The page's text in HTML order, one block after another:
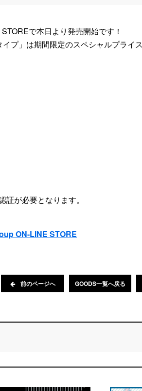
で本日より発売開始です！
プ」は期間限定のスペシャルプライス
が必要となります。
ON-LINE STORE
前のページへ GOODS一覧へ戻る